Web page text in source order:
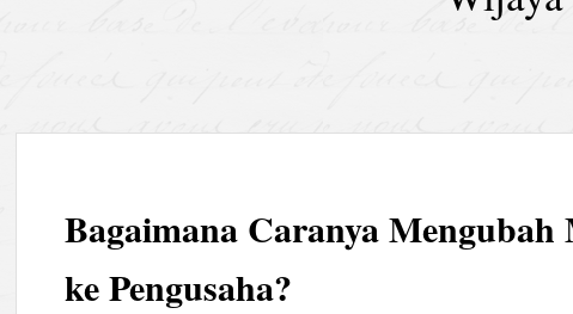
Bagaimana Caranya
ke Pengusaha?